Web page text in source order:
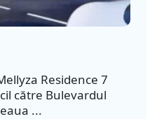
Residence 7
către Bulevardul
...